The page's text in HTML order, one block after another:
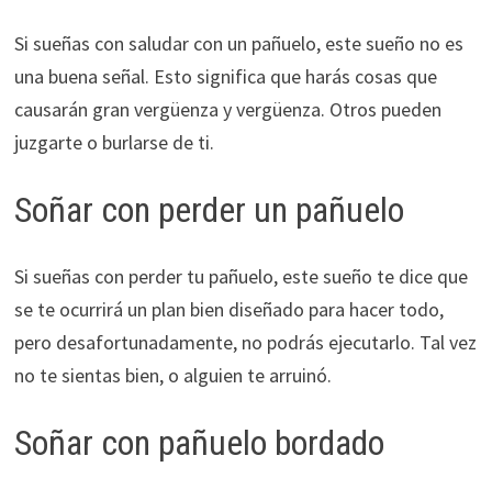
Si sueñas con saludar con un pañuelo, este sueño no es
una buena señal. Esto significa que harás cosas que
causarán gran vergüenza y vergüenza. Otros pueden
juzgarte o burlarse de ti.
Soñar con perder un pañuelo
Si sueñas con perder tu pañuelo, este sueño te dice que
se te ocurrirá un plan bien diseñado para hacer todo,
pero desafortunadamente, no podrás ejecutarlo. Tal vez
no te sientas bien, o alguien te arruinó.
Soñar con pañuelo bordado